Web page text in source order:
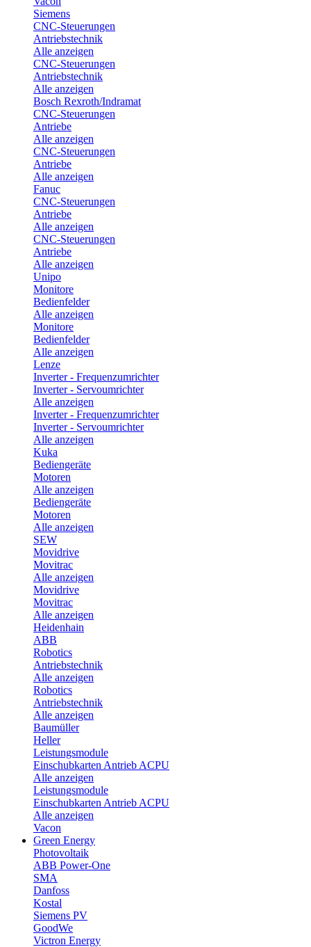
Siemens
CNC-Steuerungen
Antriebstechnik
Alle anzeigen
CNC-Steuerungen
Antriebstechnik
Alle anzeigen
Bosch Rexroth/Indramat
CNC-Steuerungen
Antriebe
Alle anzeigen
CNC-Steuerungen
Antriebe
Alle anzeigen
Fanuc
CNC-Steuerungen
Antriebe
Alle anzeigen
CNC-Steuerungen
Antriebe
Alle anzeigen
Unipo
Monitore
Bedienfelder
Alle anzeigen
Monitore
Bedienfelder
Alle anzeigen
Lenze
Inverter - Frequenzumrichter
Inverter - Servoumrichter
Alle anzeigen
Inverter - Frequenzumrichter
Inverter - Servoumrichter
Alle anzeigen
Kuka
Bediengeräte
Motoren
Alle anzeigen
Bediengeräte
Motoren
Alle anzeigen
SEW
Movidrive
Movitrac
Alle anzeigen
Movidrive
Movitrac
Alle anzeigen
Heidenhain
ABB
Robotics
Antriebstechnik
Alle anzeigen
Robotics
Antriebstechnik
Alle anzeigen
Baumüller
Heller
Leistungsmodule
Einschubkarten Antrieb ACPU
Alle anzeigen
Leistungsmodule
Einschubkarten Antrieb ACPU
Alle anzeigen
Vacon
Green Energy
Photovoltaik
ABB Power-One
SMA
Danfoss
Kostal
Siemens PV
GoodWe
Victron Energy